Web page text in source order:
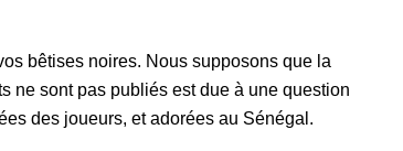
bêtises noires. Nous supposons que la
ne sont pas publiés est due à une question
des joueurs, et adorées au Sénégal.